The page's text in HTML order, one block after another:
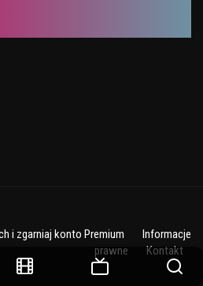
i zgarniaj konto Premium
Informacje
prawne
Kontakt